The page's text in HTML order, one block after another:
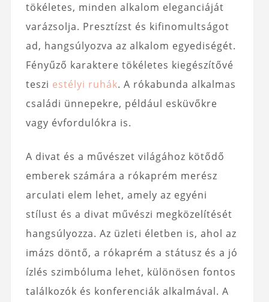
tökéletes, minden alkalom eleganciáját
varázsolja. Presztízst és kifinomultságot
ad, hangsúlyozva az alkalom egyediségét.
Fényűző karaktere tökéletes kiegészítővé
teszi estélyi ruhák. A rókabunda alkalmas
családi ünnepekre, például esküvőkre
vagy évfordulókra is.
A divat és a művészet világához kötődő
emberek számára a rókaprém merész
arculati elem lehet, amely az egyéni
stílust és a divat művészi megközelítését
hangsúlyozza. Az üzleti életben is, ahol az
imázs döntő, a rókaprém a státusz és a jó
ízlés szimbóluma lehet, különösen fontos
találkozók és konferenciák alkalmával. A